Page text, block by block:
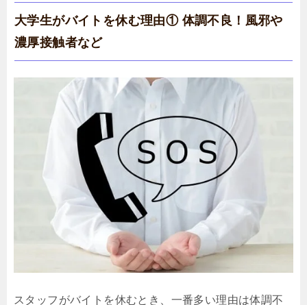
大学生がバイトを休む理由① 体調不良！風邪や
濃厚接触者など
スタッフがバイトを休むとき、一番多い理由は体調不